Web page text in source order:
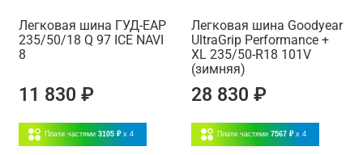
Легковая шина ГУД-ЕАР
235/50/18 Q 97 ICE NAVI
8
11 830 ₽
Плати частями 3105 ₽ x 4
Легковая шина Goodyear
UltraGrip Performance +
XL 235/50-R18 101V
(зимняя)
28 830 ₽
Плати частями 7567 ₽ x 4